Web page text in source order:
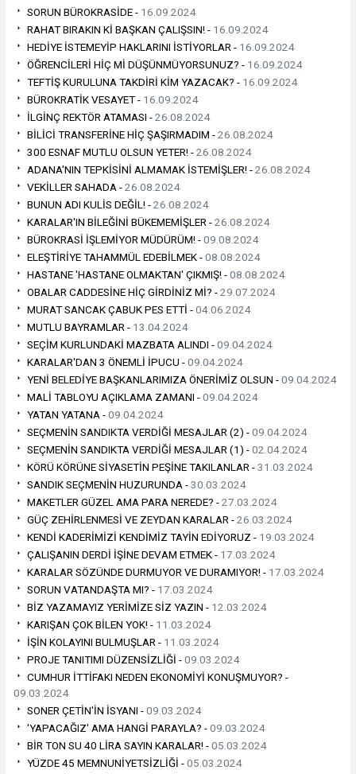
SORUN BÜROKRASİDE - 16.09.2024
RAHAT BIRAKIN Kİ BAŞKAN ÇALIŞSIN! - 16.09.2024
HEDİYE İSTEMEYİP HAKLARINI İSTİYORLAR - 16.09.2024
ÖĞRENCİLERİ HİÇ Mİ DÜŞÜNMÜYORSUNUZ? - 16.09.2024
TEFTİŞ KURULUNA TAKDİRİ KİM YAZACAK? - 16.09.2024
BÜROKRATİK VESAYET - 16.09.2024
İLGİNÇ REKTÖR ATAMASI -26.08.2024
BİLİCİ TRANSFERİNE HİÇ ŞAŞIRMADIM -26.08.2024
300 ESNAF MUTLU OLSUN YETER! -26.08.2024
ADANA'NIN TEPKİSİNİ ALMAMAK İSTEMİŞLER! -26.08.2024
VEKİLLER SAHADA -26.08.2024
BUNUN ADI KULİS DEĞİL! -26.08.2024
KARALAR'IN BİLEĞİNİ BÜKEMEMİŞLER -26.08.2024
BÜROKRASİ İŞLEMİYOR MÜDÜRÜM! -09.08.2024
ELEŞTİRİYE TAHAMMÜL EDEBİLMEK -08.08.2024
HASTANE 'HASTANE OLMAKTAN' ÇIKMIŞ! -08.08.2024
OBALAR CADDESİNE HİÇ GİRDİNİZ Mİ? -29.07.2024
MURAT SANCAK ÇABUK PES ETTİ -04.06.2024
MUTLU BAYRAMLAR - 13.04.2024
SEÇİM KURLUNDAKİ MAZBATA ALINDI -09.04.2024
KARALAR'DAN 3 ÖNEMLİ İPUCU -09.04.2024
YENİ BELEDİYE BAŞKANLARIMIZA ÖNERİMİZ OLSUN -09.04.2024
MALİ TABLOYU AÇIKLAMA ZAMANI -09.04.2024
YATAN YATANA -09.04.2024
SEÇMENİN SANDIKTA VERDİĞİ MESAJLAR (2) -09.04.2024
SEÇMENİN SANDIKTA VERDİĞİ MESAJLAR (1) -02.04.2024
KÖRÜ KÖRÜNE SİYASETİN PEŞİNE TAKILANLAR -31.03.2024
SANDIK SEÇMENİN HUZURUNDA -30.03.2024
MAKETLER GÜZEL AMA PARA NEREDE? -27.03.2024
GÜÇ ZEHİRLENMESİ VE ZEYDAN KARALAR -26.03.2024
KENDİ KADERİMİZİ KENDİMİZ TAYİN EDİYORUZ - 19.03.2024
ÇALIŞANIN DERDİ İŞİNE DEVAM ETMEK - 17.03.2024
KARALAR SÖZÜNDE DURMUYOR VE DURAMIYOR! - 17.03.2024
SORUN VATANDAŞTA MI? - 17.03.2024
BİZ YAZAMAYIZ YERİMİZE SİZ YAZIN - 12.03.2024
KARIŞAN ÇOK BİLEN YOK! - 11.03.2024
İŞİN KOLAYINI BULMUŞLAR - 11.03.2024
PROJE TANITIMI DÜZENSİZLİĞİ -09.03.2024
CUMHUR İTTİFAKI NEDEN EKONOMİYİ KONUŞMUYOR? -
09.03.2024
SONER ÇETİN'İN İSYANI -09.03.2024
'YAPACAĞIZ' AMA HANGİ PARAYLA? -09.03.2024
BİR TON SU 40 LİRA SAYIN KARALAR! -05.03.2024
YÜZDE 45 MEMNUNİYETSİZLİĞİ -05.03.2024